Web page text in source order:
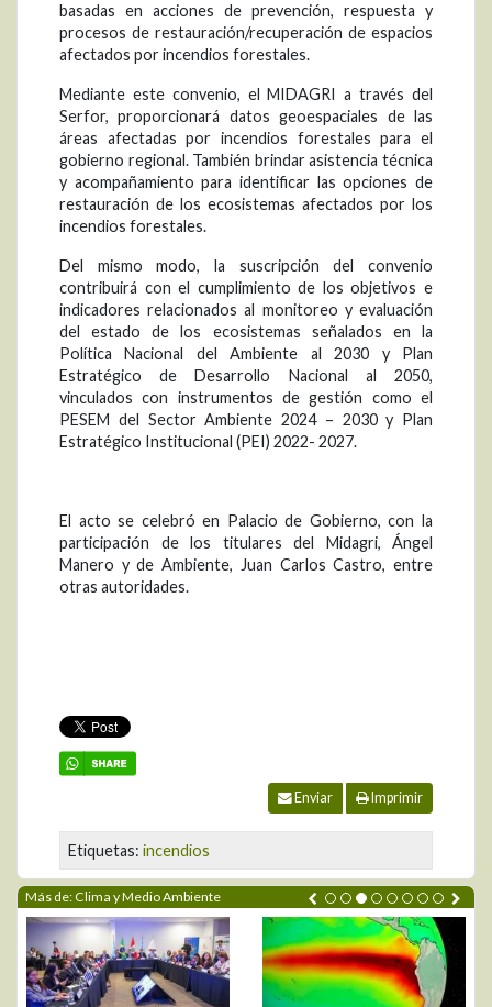
basadas en acciones de prevención, respuesta y
procesos de restauración/recuperación de espacios
afectados por incendios forestales.
Mediante este convenio, el MIDAGRI a través del
Serfor, proporcionará datos geoespaciales de las
áreas afectadas por incendios forestales para el
gobierno regional. También brindar asistencia técnica
y acompañamiento para identificar las opciones de
restauración de los ecosistemas afectados por los
incendios forestales.
Del mismo modo, la suscripción del convenio
contribuirá con el cumplimiento de los objetivos e
indicadores relacionados al monitoreo y evaluación
del estado de los ecosistemas señalados en la
Política Nacional del Ambiente al 2030 y Plan
Estratégico de Desarrollo Nacional al 2050,
vinculados con instrumentos de gestión como el
PESEM del Sector Ambiente 2024 – 2030 y Plan
Estratégico Institucional (PEI) 2022- 2027.
El acto se celebró en Palacio de Gobierno, con la
participación de los titulares del Midagri, Ángel
Manero y de Ambiente, Juan Carlos Castro, entre
otras autoridades.
Enviar Imprimir
Etiquetas: incendios
Más de: Clima y Medio Ambiente